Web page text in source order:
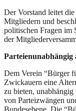
Der Vorstand leitet
Mitgliedern und
politischen Fragen im
der
Parteienunabhängig
Dem Verein “Bürger
Zwickauern eine
zu bieten,
von Parteizwängen
Bundesebene. Die